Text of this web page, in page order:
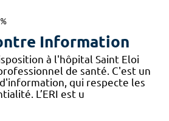
Information
à l'hôpital Saint Eloi
de santé. C'est un
qui respecte les
L’ERI est u